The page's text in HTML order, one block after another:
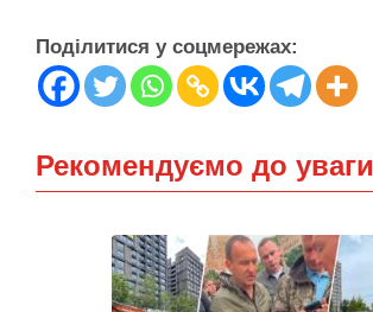
Поділитися у соцмережах:
Рекомендуємо до уваги